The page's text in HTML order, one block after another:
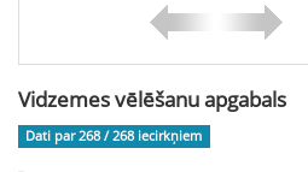
Vidzemes vēlēšanu apgabals
Dati par 268 / 268 iecirkņiem